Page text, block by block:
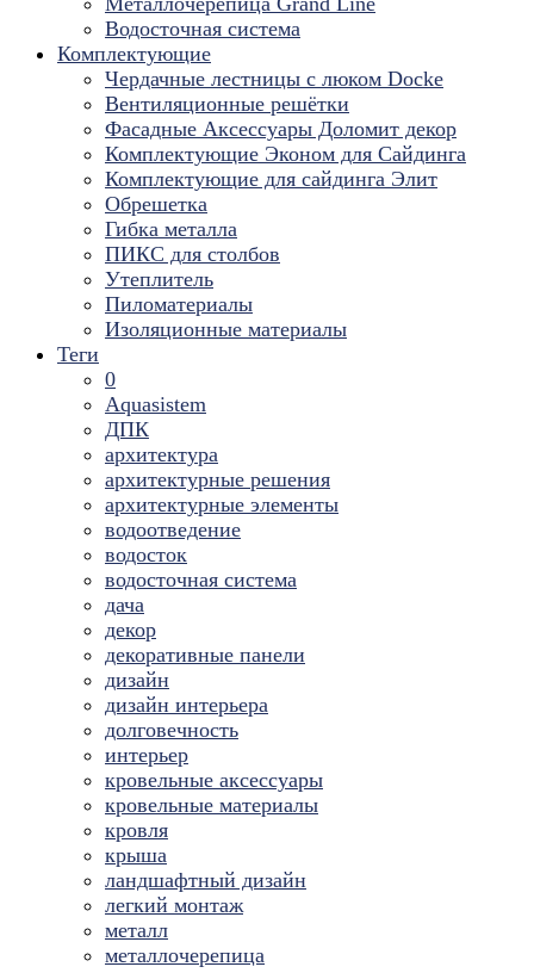
Водосточная система
Комплектующие
Чердачные лестницы с люком Docke
Вентиляционные решётки
Фасадные Аксессуары Доломит декор
Комплектующие Эконом для Сайдинга
Комплектующие для cайдинга Элит
Обрешетка
Гибка металла
ПИКС для столбов
Утеплитель
Пиломатериалы
Изоляционные материалы
Теги
0
Aquasistem
ДПК
архитектура
архитектурные решения
архитектурные элементы
водоотведение
водосток
водосточная система
дача
декор
декоративные панели
дизайн
дизайн интерьера
долговечность
интерьер
кровельные аксессуары
кровельные материалы
кровля
крыша
ландшафтный дизайн
легкий монтаж
металл
металлочерепица